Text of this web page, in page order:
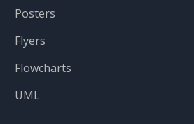
Posters
Flyers
Flowcharts
UML